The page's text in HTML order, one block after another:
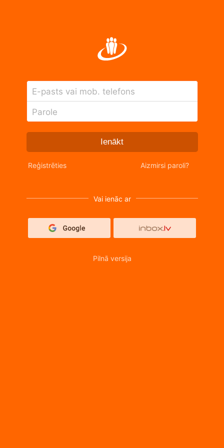
E-pasts vai mob. telefons
Parole
Ienākt
Reģistrēties Aizmirsi paroli?
Vai ienāc ar
Pilnā versija